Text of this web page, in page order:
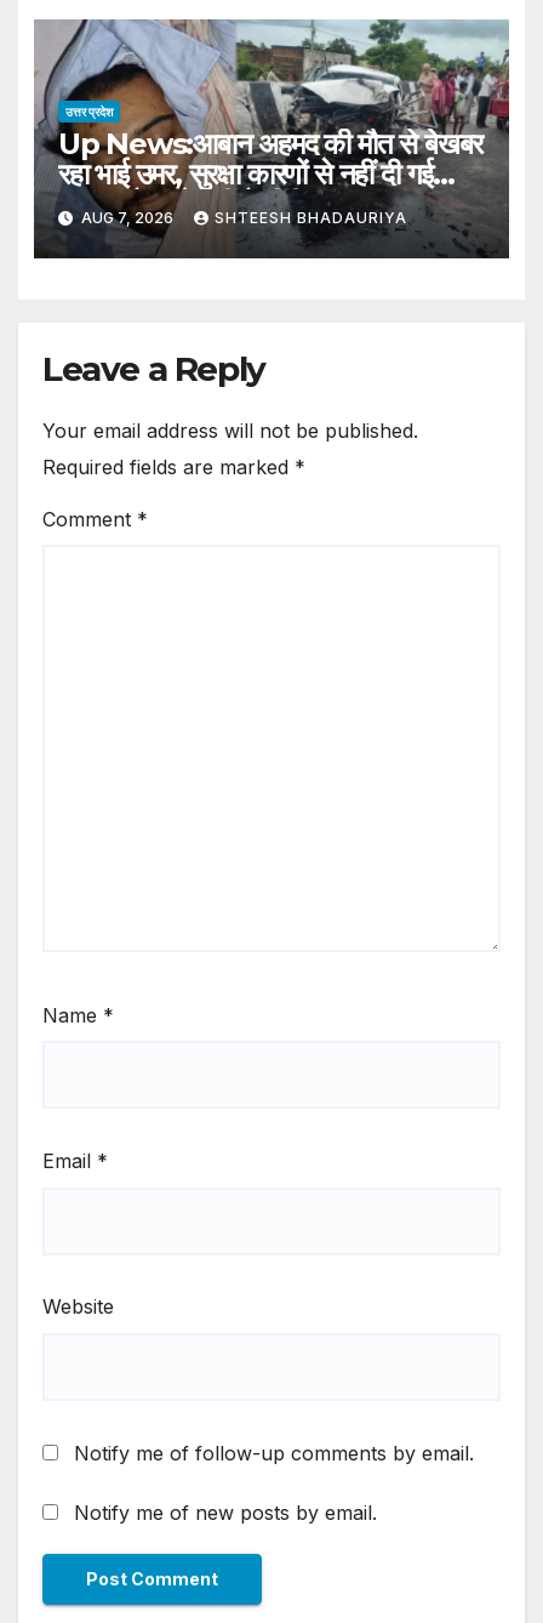
divisional Magistrate Against
The Person Responsible
उत्तर प्रदेश
Up News:आबान अहमद की मौत से बेखबर
रहा भाई उमर, सुरक्षा कारणों से नहीं दी गई
सूचना; बैरक में नहीं है टीवी – Umar
Remained Unaware Of His
Brother Aban Ahmed Death
Reasons
AUG 7, 2026 SHTEESH BHADAURIYA
Leave a Reply
Your email address will not be published.
Required fields are marked *
Comment *
Name *
Email *
Website
Notify me of follow-up comments by email.
Notify me of new posts by email.